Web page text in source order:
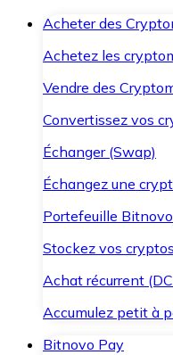
Acheter des
Achetez les
Vendre des
Convertissez vos
Échanger (Swap)
Échangez une
Portefeuille Bitnovo
Stockez vos
Achat récurrent
Accumulez petit à
Bitnovo Pay